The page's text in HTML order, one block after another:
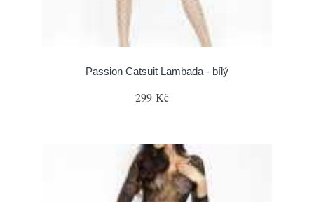
Passion Catsuit Lambada - bílý
299 Kč